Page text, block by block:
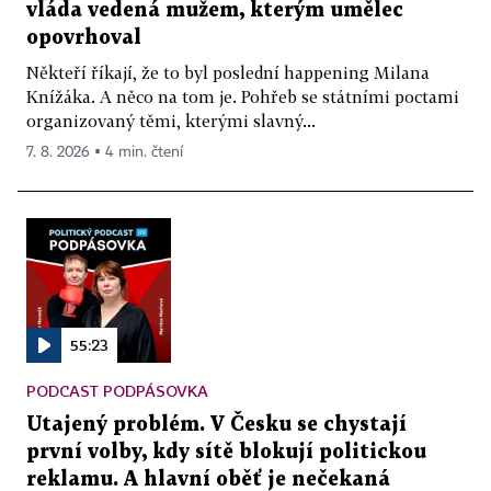
vláda vedená mužem, kterým umělec
opovrhoval
Někteří říkají, že to byl poslední happening Milana
Knížáka. A něco na tom je. Pohřeb se státními poctami
organizovaný těmi, kterými slavný...
7. 8. 2026 ▪ 4 min. čtení
55:23
PODCAST PODPÁSOVKA
Utajený problém. V Česku se chystají
první volby, kdy sítě blokují politickou
reklamu. A hlavní oběť je nečekaná